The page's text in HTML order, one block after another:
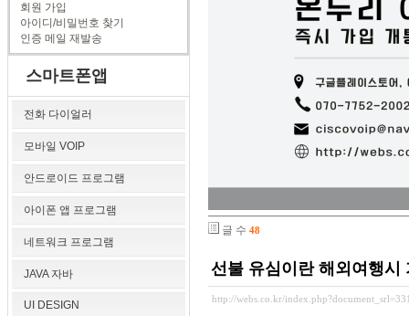
회원 가입
아이디/비밀번호 찾기
인증 메일 재발송
스마트폰앱
전화 다이얼러
모바일 VOIP
안드로이드 프로그램
아이폰 앱 프로그램
네트워크 프로그램
JAVA 자바
UI DESIGN
글 수 48
선불 유심이란 해외여행시
http://webs.co.kr/